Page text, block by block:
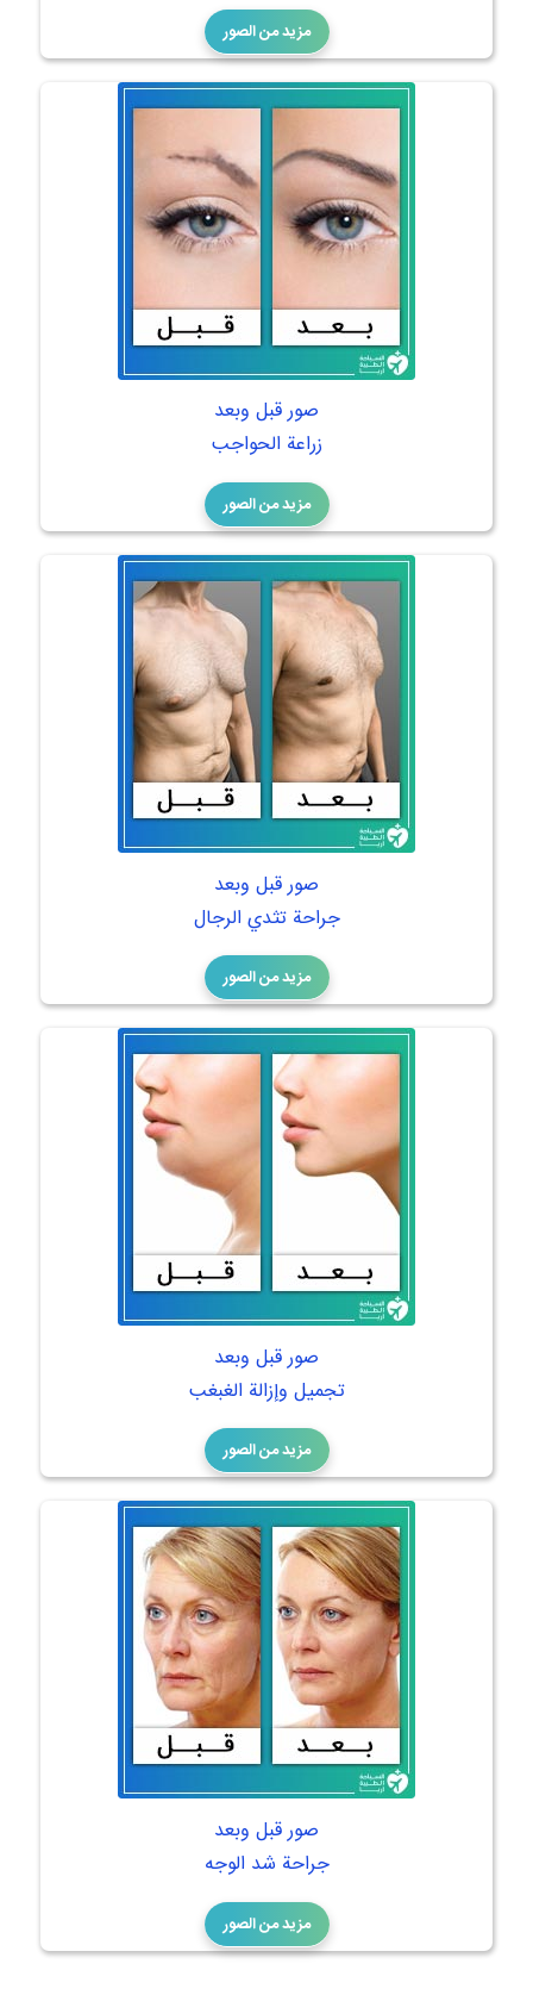
مزيد من الصور
صور قبل وبعد
زراعة الحواجب
مزيد من الصور
صور قبل وبعد
جراحة تثدي الرجال
مزيد من الصور
صور قبل وبعد
تجميل وإزالة الغبغب
مزيد من الصور
صور قبل وبعد
جراحة شد الوجه
مزيد من الصور